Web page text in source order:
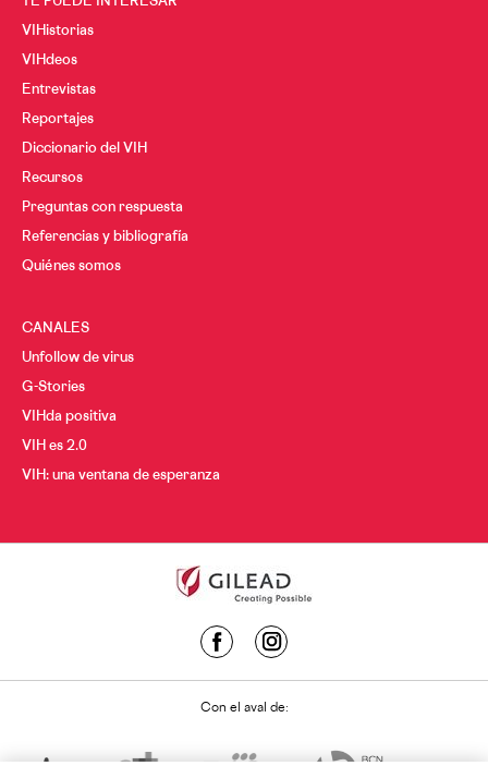
VIHistorias
VIHdeos
Entrevistas
Reportajes
Diccionario del VIH
Recursos
Preguntas con respuesta
Referencias y bibliografía
Quiénes somos
CANALES
Unfollow de virus
G-Stories
VIHda positiva
VIH es 2.0
VIH: una ventana de esperanza
Con el aval de: